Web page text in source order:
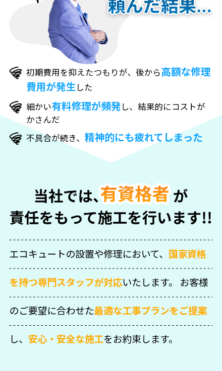
初期費用を抑えたつもりが、後から高額な修理
費用が発生した
細かい有料修理が頻発し、結果的にコストが
かさんだ
不具合が続き、 精神的にも疲れてしまった
エコキュートの設置や修理において、 国家資格
を持つ専門スタッフが対応いたします。 お客様
のご要望に合わせた最適な工事プランをご提案
し、 安心・安全な施工をお約束します。